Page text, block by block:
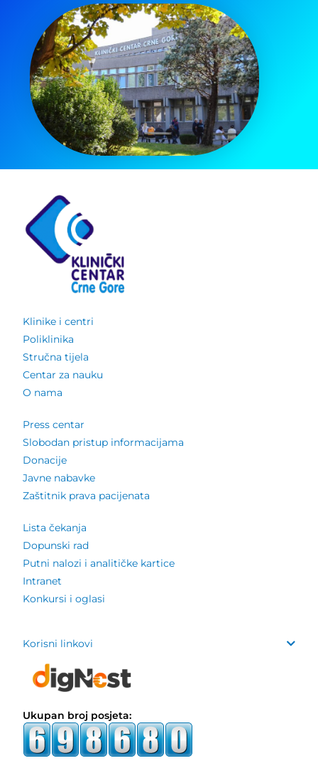
Klinike i centri
Poliklinika
Stručna tijela
Centar za nauku
O nama
Press centar
Slobodan pristup informacijama
Donacije
Javne nabavke
Zaštitnik prava pacijenata
Lista čekanja
Dopunski rad
Putni nalozi i analitičke kartice
Intranet
Konkursi i oglasi
Korisni linkovi
Ukupan broj posjeta: